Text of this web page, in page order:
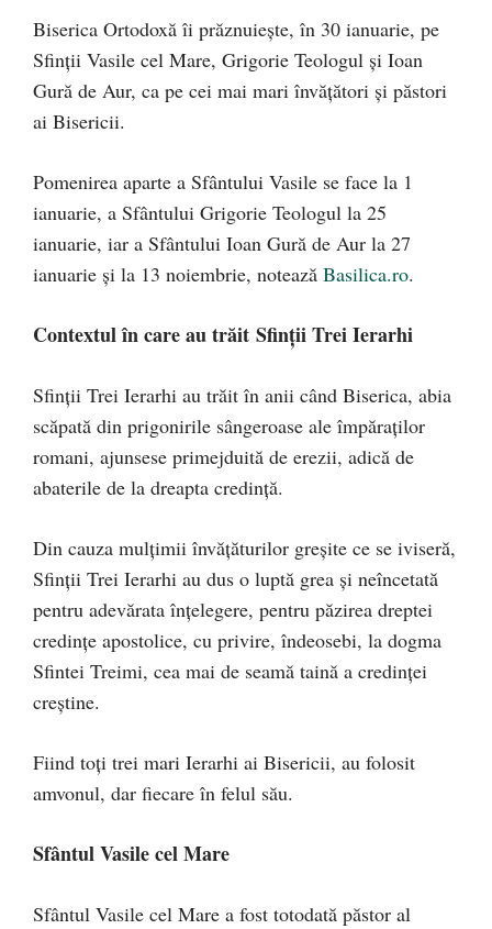
Biserica Ortodoxă îi prăznuiește, în 30 ianuarie, pe
Sfinţii Vasile cel Mare, Grigorie Teologul şi Ioan
Gură de Aur, ca pe cei mai mari învăţători şi păstori
ai Bisericii.
Pomenirea aparte a Sfântului Vasile se face la 1
ianuarie, a Sfântului Grigorie Teologul la 25
ianuarie, iar a Sfântului Ioan Gură de Aur la 27
ianuarie şi la 13 noiembrie, notează Basilica.ro.
Contextul în care au trăit Sfinţii Trei Ierarhi
Sfinţii Trei Ierarhi au trăit în anii când Biserica, abia
scăpată din prigonirile sângeroase ale împăraţilor
romani, ajunsese primejduită de erezii, adică de
abaterile de la dreapta credinţă.
Din cauza mulţimii învăţăturilor greşite ce se iviseră,
Sfinţii Trei Ierarhi au dus o luptă grea şi neîncetată
pentru adevărata înţelegere, pentru păzirea dreptei
credinţe apostolice, cu privire, îndeosebi, la dogma
Sfintei Treimi, cea mai de seamă taină a credinţei
creştine.
Fiind toţi trei mari Ierarhi ai Bisericii, au folosit
amvonul, dar fiecare în felul său.
Sfântul Vasile cel Mare
Sfântul Vasile cel Mare a fost totodată păstor al